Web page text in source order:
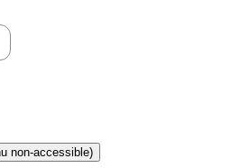
non-accessible)